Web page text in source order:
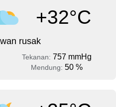
+32°C
rusak
Tekanan: 757 mmHg
Mendung: 50 %